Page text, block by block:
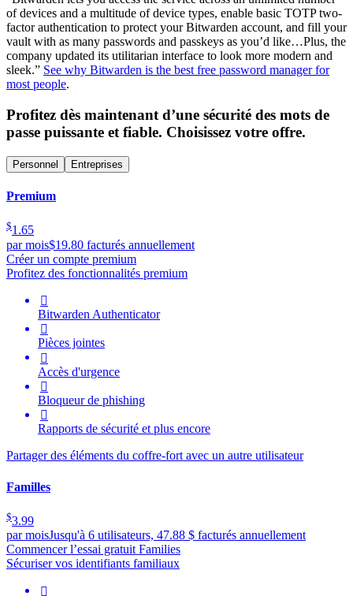
of devices and a multitude of device types, enable basic TOTP two-
factor authentication to protect your Bitwarden account, and fill your
vault with as many passwords and passkeys as you’d like…Plus, the
company updated its utilitarian interface to look more modern and
sleek.” See why Bitwarden is the best free password manager for
most people.
Profitez dès maintenant d’une sécurité des mots de
passe puissante et fiable. Choisissez votre offre.
Personnel Entreprises
Premium
$1.65
par mois$19.80 facturés annuellement
Créer un compte premium
Profitez des fonctionnalités premium

Bitwarden Authenticator

Pièces jointes

Accès d'urgence

Bloqueur de phishing

Rapports de sécurité et plus encore
Partager des éléments du coffre-fort avec un autre utilisateur
Familles
$3.99
par moisJusqu'à 6 utilisateurs, 47.88 $ facturés annuellement
Commencer l’essai gratuit Families
Sécuriser vos identifiants familiaux
